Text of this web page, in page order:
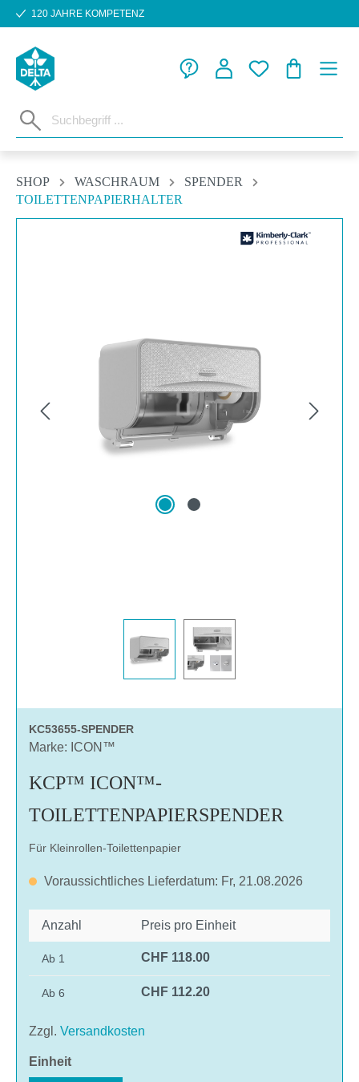
Zum Hauptinhalt springen
120 JAHRE KOMPETENZ
SHOP WASCHRAUM
SPENDER
TOILETTENPAPIERHALTER
KC53655-SPENDER
Marke: ICON™
KCP™ ICON™-
TOILETTENPAPIERSPENDER
Für Kleinrollen-Toilettenpapier
Voraussichtliches Lieferdatum: Fr, 21.08.2026
Anzahl Preis pro Einheit
Ab 1 CHF 118.00
Ab 6 CHF 112.20
Zzgl. Versandkosten
Einheitauswählen